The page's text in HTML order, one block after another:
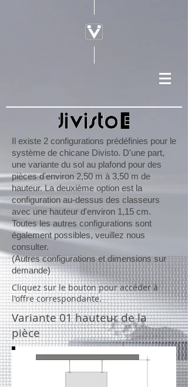
Il existe 2 configurations prédéfinies pour le
système de chicane Divisto. D'une part,
une variante du sol au plafond pour des
pièces d'environ 2,50 m à 3,50 m de
hauteur. La deuxième option est la
configuration au-dessus des classeurs
avec une hauteur d'environ 1,15 cm.
Toutes les autres configurations sont
également possibles, veuillez nous
consulter.
(Autres configurations et dimensions sur
demande)
Cliquez sur le bouton pour accéder à
l'offre correspondante.
Variante 01 hauteur de la
pièce